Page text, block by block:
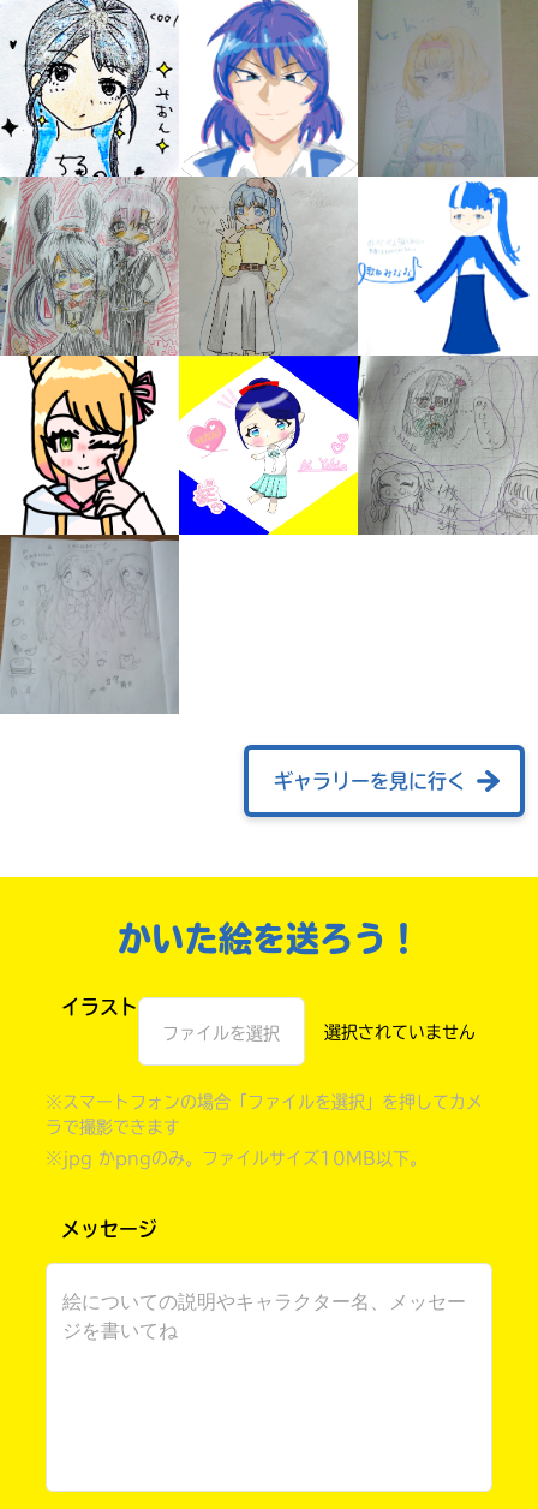
本だなが作れる！
読める
ギャラリーを見に行く
かいた絵を送ろう！
イラスト
ファイルを選択
※スマートフォンの場合「ファイルを選択」を押してカメ
ラで撮影できます
※jpg かpngのみ。ファイルサイズ10MB以下。
メッセージ